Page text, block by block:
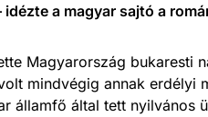
idézte a magyar sajtó a
Magyarország bukaresti
mindvégig annak erdélyi
államfő által tett nyilvános